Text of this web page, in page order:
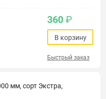
360 ₽
В корзину
Быстрый заказ
мм, сорт Экстра,